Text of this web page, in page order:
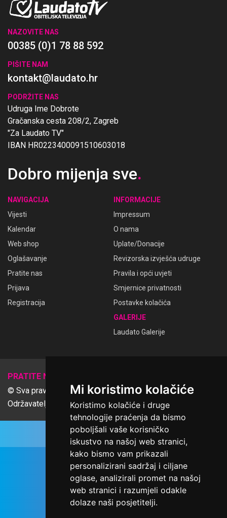
Mi koristimo kolačiće
Koristimo kolačiće i druge
tehnologije praćenja da bismo
poboljšali vaše korisničko
iskustvo na našoj web stranici,
kako bismo vam prikazali
personalizirani sadržaj i ciljane
oglase, analizirali promet na našoj
web stranici i razumjeli odakle
dolaze naši posjetitelji.
NAZOVITE NAS
00385 (0)1 78 88 592
PIŠITE NAM
kontakt@laudato.hr
PODRŽITE NAS
Udruga Ime Dobrote
Gračanska cesta 208/2, Zagreb
"Za Laudato TV"
IBAN HR0223400091510603018
Dobro mijenja sve.
NAVIGACIJA
Vijesti
Kalendar
Web shop
Oglašavanje
Pratite nas
Prijava
Registracija
INFORMACIJE
Impressum
O nama
Uplate/Donacije
Revizorska izvješća udruge
Pravila i opći uvjeti
Smjernice privatnosti
Postavke kolačića
GALERIJE
Laudato Galerije
PRATITE NAS
© Sva prava pridržana Udruga Ime dobrote
Održavatelj Netcom d.o.o., Riva 6, Rijeka